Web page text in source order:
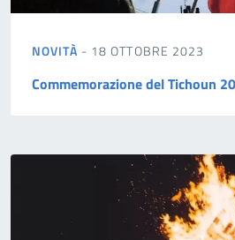
NOVITÀ - 18 OTTOBRE 2023
Commemorazione del Tichoun